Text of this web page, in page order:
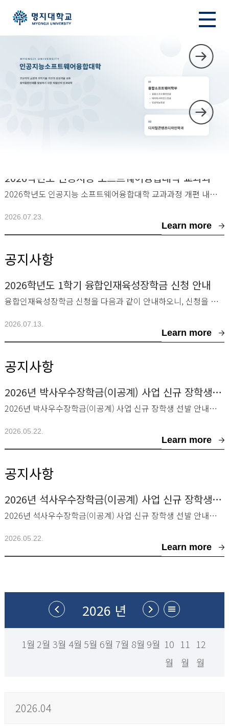
2026학년도 인공지능 소프트웨어융합대학 교과과정 개편 내용을 안내하오니, 필히 열람하여
2026.07.23.
Learn more
공지사항
2026학년도 1학기 융합인재육성장학금 신청 안내
융합인재육성장학금 신청을 다음과 같이 안내하오니, 신청을 희망하는 학생은 아래 내용을 확인
2026.07.13.
Learn more
공지사항
2026년 박사우수장학금(이공계) 사업 신규 장학생 선발 안내
2026년 박사우수장학금(이공계) 사업 신규 장학생 선발 안내드립니다.■ 선발 대상 및 지
2026.05.22.
Learn more
공지사항
2026년 석사우수장학금(이공계) 사업 신규 장학생 선발 안내
2026년 석사우수장학금(이공계) 사업 신규 장학생 선발 안내드립니다.■ 선발 대상 및 지
2026.05.22.
Learn more
2026 년
1월 2월 3월 4월 5월 6월 7월 8월 9월 10
월
11
월
12
월
2026.04